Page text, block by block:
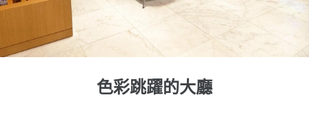
色彩跳躍的大廳